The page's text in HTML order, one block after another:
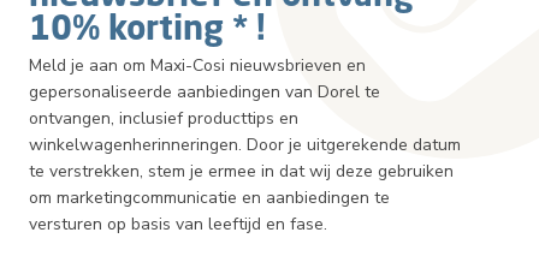
10% korting * !
Meld je aan om Maxi-Cosi nieuwsbrieven en
gepersonaliseerde aanbiedingen van Dorel te
ontvangen, inclusief producttips en
winkelwagenherinneringen. Door je uitgerekende datum
te verstrekken, stem je ermee in dat wij deze gebruiken
om marketingcommunicatie en aanbiedingen te
versturen op basis van leeftijd en fase.